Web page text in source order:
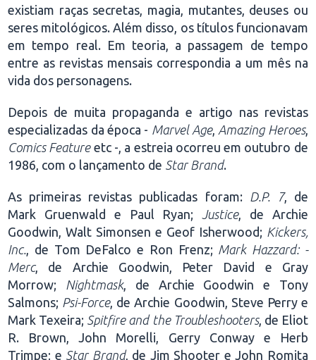
existiam raças secretas, magia, mutantes, deuses ou
seres mitológicos. Além disso, os títulos funcionavam
em tempo real. Em teoria, a passagem de tempo
entre as revistas mensais correspondia a um mês na
vida dos personagens.
Depois de muita propaganda e artigo nas revistas
especializadas da época - Marvel Age, Amazing Heroes,
Comics Featureetc -, a estreia ocorreu em outubro de
1986, com o lançamento de Star Brand.
As primeiras revistas publicadas foram: D.P. 7, de
Mark Gruenwald e Paul Ryan;
Justice, de Archie
Goodwin, Walt Simonsen e Geof Isherwood; Kickers,
Inc.
, de Tom DeFalco e Ron Frenz; Mark Hazzard: -
Merc, de Archie Goodwin, Peter David e Gray
Morrow;
Nightmask, de Archie Goodwin e Tony
Salmons; Psi-Force, de Archie Goodwin, Steve Perry e
Mark Texeira; Spitfire and the Troubleshooters, de Eliot
R. Brown, John Morelli, Gerry Conway e Herb
Trimpe; e Star Brand, de Jim Shooter e John Romita